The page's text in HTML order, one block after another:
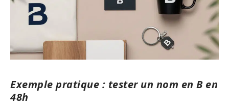
Exemple pratique : tester un nom en B en
48h